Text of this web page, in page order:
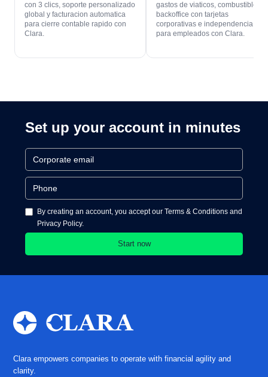
con 3 clics, soporte personalizado
global y facturacion automatica
para cierre contable rapido con
Clara.
gastos de viaticos, combustible y
backoffice con tarjetas
corporativas e independencia
para empleados con Clara.
Set up your account in minutes
By creating an account, you accept our Terms & Conditions and
Privacy Policy.
Clara empowers companies to operate with financial agility and
clarity.